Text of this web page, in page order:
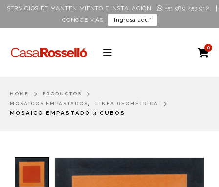
SERVICIOS DE MANTENIMIENTO E INSTALACIÓN +51 989 253 912
CONOCE MÁS Ingresa aquí
0
HOME
PRODUCTOS
MOSAICOS EMPASTADOS, LÍNEA GEOMÉTRICA
MOSAICO EMPASTADO 3 CUBOS